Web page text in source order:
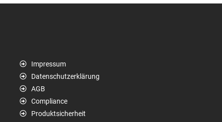
Impressum
Datenschutzerklärung
AGB
Compliance
Produktsicherheit